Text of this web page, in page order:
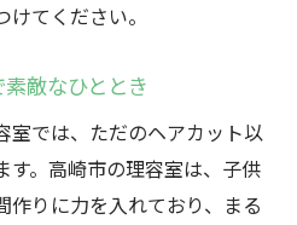
てください。
敵なひととき
室では、ただのヘアカット以
す。高崎市の理容室は、子供
作りに力を入れており、まる